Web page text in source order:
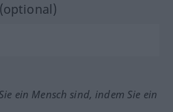
ein Mensch sind, indem Sie ein